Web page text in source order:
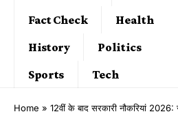
Fact Check
Health
History
Politics
Sports
Tech
Home » 12वीं के बाद सरकारी नौकरियां 2026: सभी स्ट्रीम